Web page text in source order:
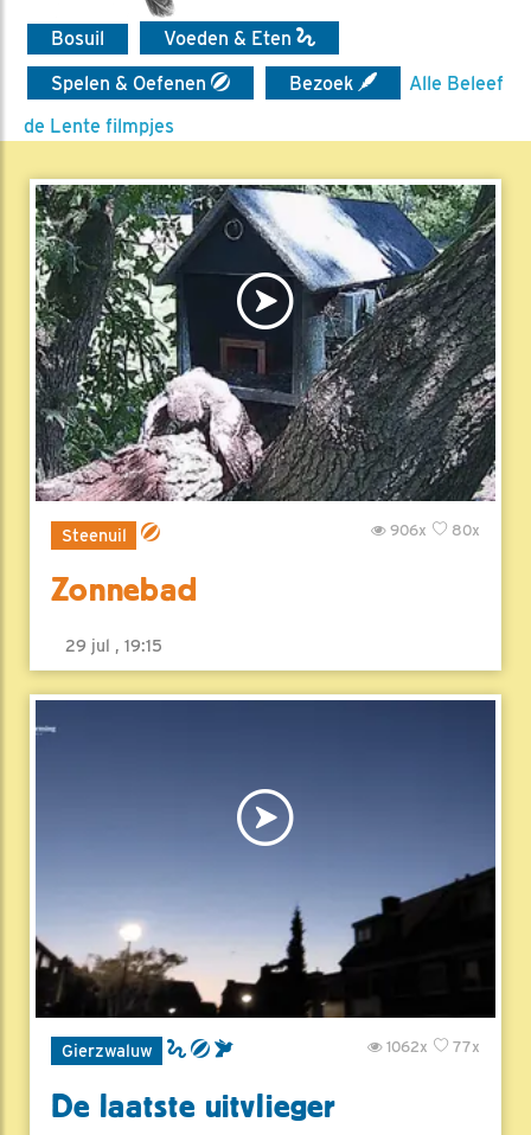
Bosuil
Voeden & Eten
Spelen & Oefenen
Bezoek
Alle Beleef
de Lente filmpjes
Steenuil 80x
906x
Zonnebad
29 jul , 19:15
Gierzwaluw 77x
1062x
De laatste uitvlieger